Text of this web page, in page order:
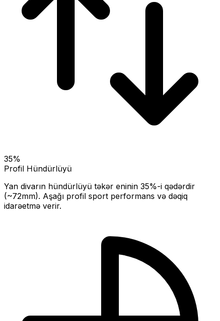
35%
Profil Hündürlüyü
Yan divarın hündürlüyü təkər eninin 35%-i qədərdir
(~72mm). Aşağı profil sport performans və dəqiq
idarəetmə verir.